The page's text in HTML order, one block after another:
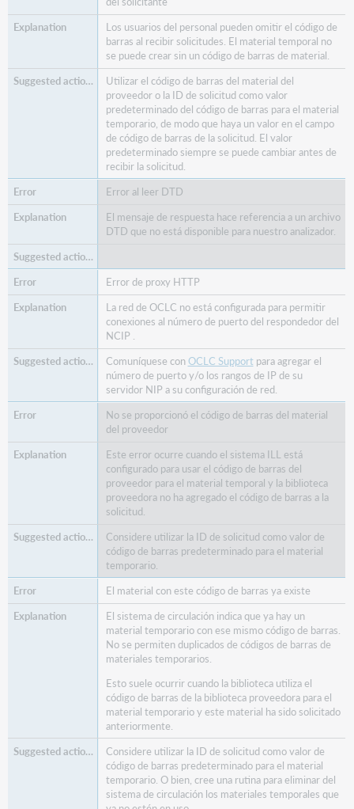
Los usuarios del personal pueden omitir el código de
barras al recibir solicitudes. El material temporal no
se puede crear sin un código de barras de material.
Utilizar el código de barras del material del
proveedor o la ID de solicitud como valor
predeterminado del código de barras para el material
temporario, de modo que haya un valor en el campo
de código de barras de la solicitud. El valor
predeterminado siempre se puede cambiar antes de
recibir la solicitud.
Error al leer DTD
El mensaje de respuesta hace referencia a un archivo
DTD que no está disponible para nuestro analizador.
Error de proxy HTTP
La red de OCLC no está configurada para permitir
conexiones al número de puerto del respondedor del
NCIP .
Comuníquese conOCLC Supportpara agregar el
número de puerto y/o los rangos de IP de su
servidor NIP a su configuración de red.
No se proporcionó el código de barras del material
del proveedor
Este error ocurre cuando el sistema ILL está
configurado para usar el código de barras del
proveedor para el material temporal y la biblioteca
proveedora no ha agregado el código de barras a la
solicitud.
Considere utilizar la ID de solicitud como valor de
código de barras predeterminado para el material
temporario.
El material con este código de barras ya existe
El sistema de circulación indica que ya hay un
material temporario con ese mismo código de barras.
No se permiten duplicados de códigos de barras de
materiales temporarios.
Esto suele ocurrir cuando la biblioteca utiliza el
código de barras de la biblioteca proveedora para el
material temporario y este material ha sido solicitado
anteriormente.
Considere utilizar la ID de solicitud como valor de
código de barras predeterminado para el material
temporario. O bien, cree una rutina para eliminar del
sistema de circulación los materiales temporales que